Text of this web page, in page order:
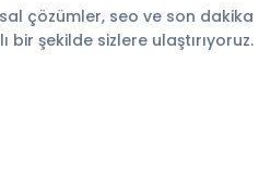
çözümler, seo ve son dakika
bir şekilde sizlere ulaştırıyoruz.